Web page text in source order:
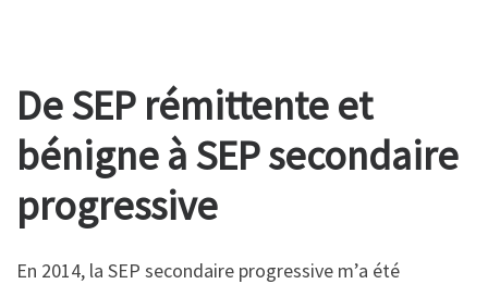
De SEP rémittente et
bénigne à SEP secondaire
progressive
En 2014, la SEP secondaire progressive m’a été